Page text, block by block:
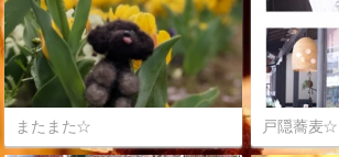
またまた☆ 戸隠蕎麦☆